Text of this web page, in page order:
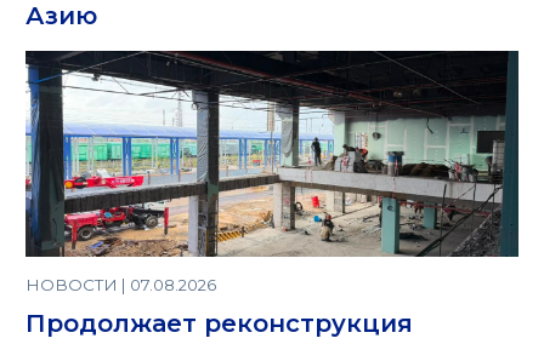
Азию
НОВОСТИ | 07.08.2026
Продолжает реконструкция